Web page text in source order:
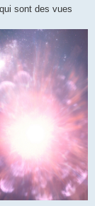
sont des vues